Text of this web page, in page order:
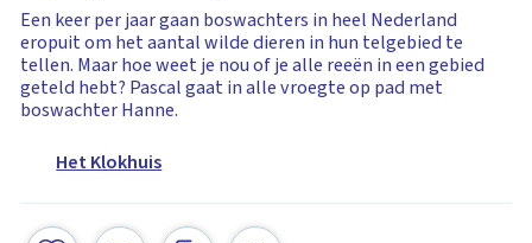
Een keer per jaar gaan boswachters in heel Nederland
eropuit om het aantal wilde dieren in hun telgebied te
tellen. Maar hoe weet je nou of je alle reeën in een gebied
geteld hebt? Pascal gaat in alle vroegte op pad met
boswachter Hanne.
Het Klokhuis